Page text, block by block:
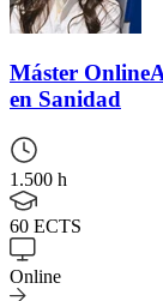
Máster Online
en Sanidad
1.500 h
60 ECTS
Online